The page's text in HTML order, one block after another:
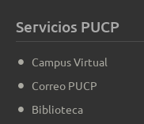
Servicios PUCP
Campus Virtual
Correo PUCP
Biblioteca